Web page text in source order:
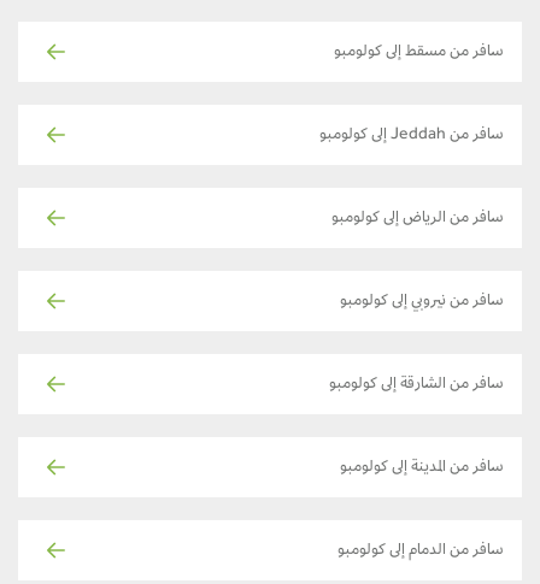
سافر من مسقط إلى كولومبو
سافر من Jeddah إلى كولومبو
سافر من الرياض إلى كولومبو
سافر من نيروبي إلى كولومبو
سافر من الشارقة إلى كولومبو
سافر من المدينة إلى كولومبو
سافر من الدمام إلى كولومبو